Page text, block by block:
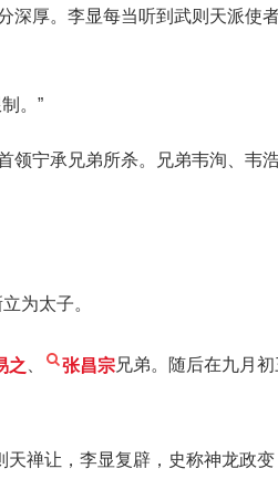
厚。李显每当听到武则天派使
。”
宁承兄弟所杀。兄弟韦洵、韦
为太子。
之、 张昌宗兄弟。随后在九月
禅让，李显复辟，史称神龙政变